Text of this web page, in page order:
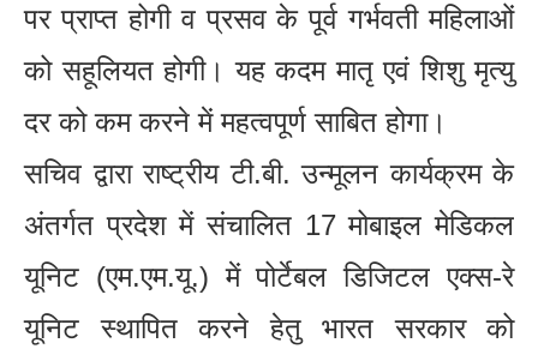
पर प्राप्त होगी व प्रसव के पूर्व गर्भवती महिलाओं
को सहूलियत होगी। यह कदम मातृ एवं शिशु मृत्यु
दर को कम करने में महत्वपूर्ण साबित होगा।
सचिव द्वारा राष्ट्रीय टी.बी. उन्मूलन कार्यक्रम के
अंतर्गत प्रदेश में संचालित 17 मोबाइल मेडिकल
यूनिट (एम.एम.यू.) में पोर्टेबल डिजिटल एक्स-रे
यूनिट स्थापित करने हेतु भारत सरकार को